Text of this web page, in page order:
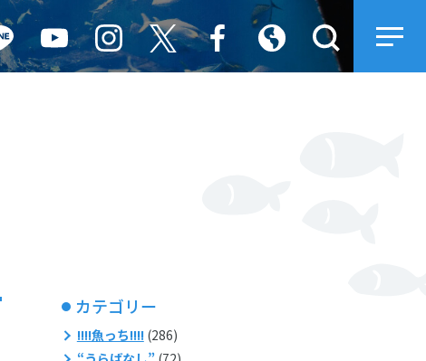
カテゴリー
!!!!魚っち!!!!(286)